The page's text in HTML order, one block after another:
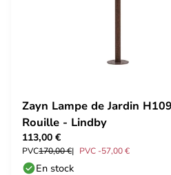
Zayn Lampe de Jardin H109
Rouille - Lindby
113,00 €
PVC170,00 € PVC -57,00 €
En stock